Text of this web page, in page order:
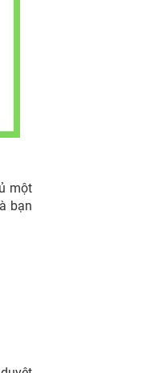
một
bạn